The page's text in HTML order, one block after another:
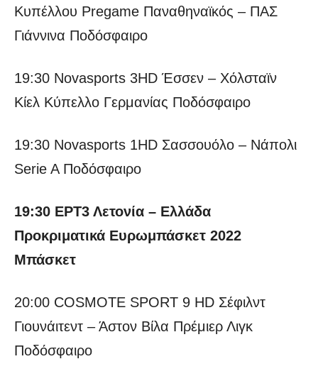
Κυπέλλου Pregame Παναθηναϊκός – ΠΑΣ
Γιάννινα Ποδόσφαιρο
19:30 Novasports 3HD Έσσεν – Χόλσταϊν
Κίελ Κύπελλο Γερμανίας Ποδόσφαιρο
19:30 Novasports 1HD Σασσουόλο – Νάπολι
Serie A Ποδόσφαιρο
19:30 ΕΡΤ3 Λετονία – Ελλάδα
Προκριματικά Ευρωμπάσκετ 2022
Μπάσκετ
20:00 COSMOTE SPORT 9 HD Σέφιλντ
Γιουνάιτεντ – Άστον Βίλα Πρέμιερ Λιγκ
Ποδόσφαιρο